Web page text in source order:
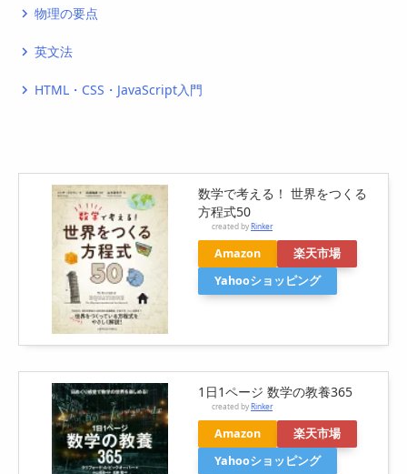
navigate_next 物理の要点
navigate_next 英文法
navigate_next HTML・CSS・JavaScript入門
数学で考える！ 世界をつくる
方程式50
created byRinker
Amazon
楽天市場
Yahooショッピング
1日1ページ 数学の教養365
created byRinker
Amazon
楽天市場
Yahooショッピング